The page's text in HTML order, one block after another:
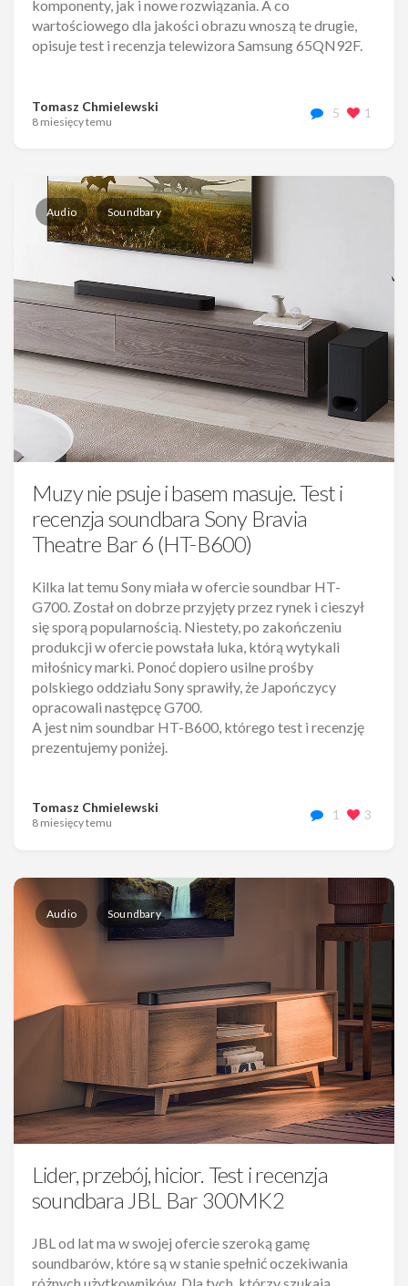
komponenty, jak i nowe rozwiązania. A co
wartościowego dla jakości obrazu wnoszą te drugie,
opisuje test i recenzja telewizora Samsung 65QN92F.
Tomasz Chmielewski
8 miesięcy temu
5 1
Audio Soundbary
Muzy nie psuje i basem masuje. Test i
recenzja soundbara Sony Bravia
Theatre Bar 6 (HT-B600)
Kilka lat temu Sony miała w ofercie soundbar HT-
G700. Został on dobrze przyjęty przez rynek i cieszył
się sporą popularnością. Niestety, po zakończeniu
produkcji w ofercie powstała luka, którą wytykali
miłośnicy marki. Ponoć dopiero usilne prośby
polskiego oddziału Sony sprawiły, że Japończycy
opracowali następcę G700.
A jest nim soundbar HT-B600, którego test i recenzję
prezentujemy poniżej.
Tomasz Chmielewski
8 miesięcy temu
1 3
Audio Soundbary
Lider, przebój, hicior. Test i recenzja
soundbara JBL Bar 300MK2
JBL od lat ma w swojej ofercie szeroką gamę
soundbarów, które są w stanie spełnić oczekiwania